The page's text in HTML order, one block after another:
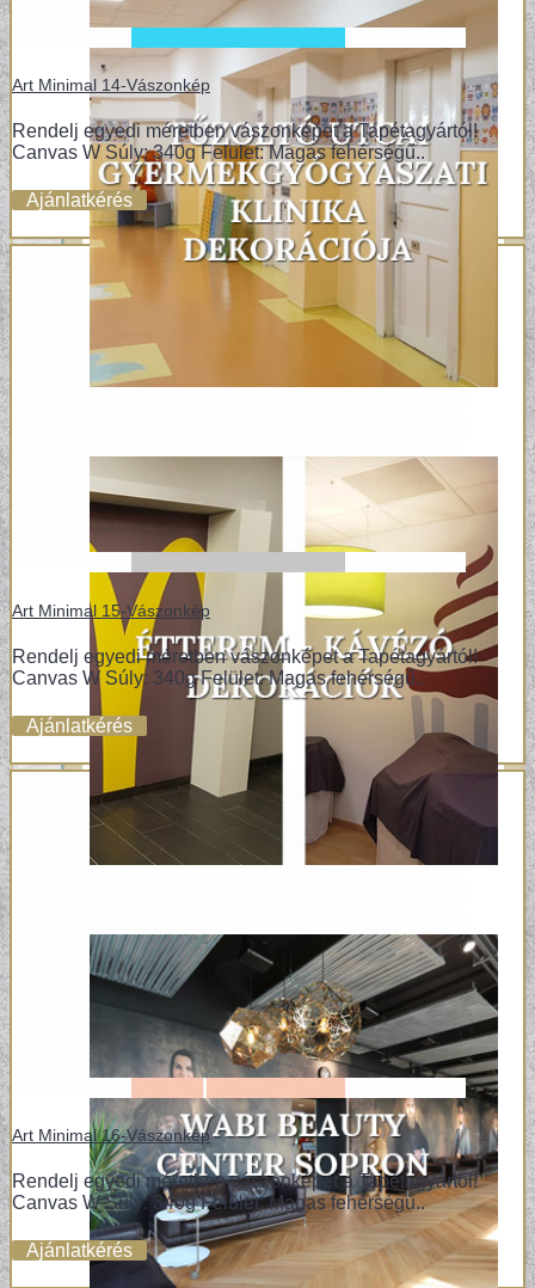
Art Minimal 14-Vászonkép
Rendelj egyedi méretben vászonképet a Tapétagyártól!
Canvas W Súly: 340g Felület: Magas fehérségű..
Ajánlatkérés
Art Minimal 15-Vászonkép
Rendelj egyedi méretben vászonképet a Tapétagyártól!
Canvas W Súly: 340g Felület: Magas fehérségű..
Ajánlatkérés
Art Minimal 16-Vászonkép
Rendelj egyedi méretben vászonképet a Tapétagyártól!
Canvas W Súly: 340g Felület: Magas fehérségű..
Ajánlatkérés